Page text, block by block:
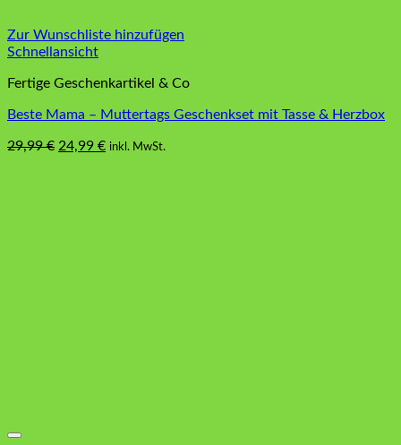
Zur Wunschliste hinzufügen
Schnellansicht
Fertige Geschenkartikel & Co
Beste Mama – Muttertags Geschenkset mit Tasse & Herzbox
29,99€ Ursprünglicher
24,99 €Aktueller
inkl. MwSt.